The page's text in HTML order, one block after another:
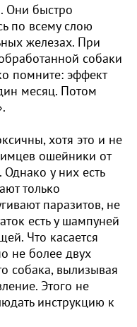
Они быстро
по всему слою
железах. При
собаки
помните: эффект
месяц. Потом
хотя это и не
ошейники от
у них есть
только
паразитов, не
есть у шампуней
Что касается
не более двух
собака, вылизывая
Этого не
инструкцию к